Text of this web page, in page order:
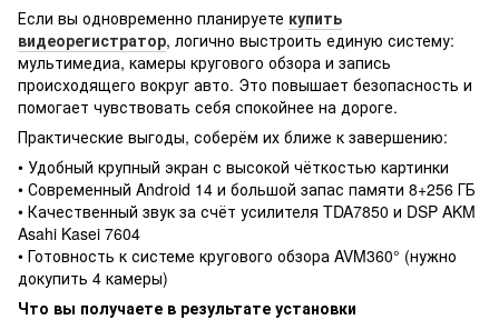
Если вы одновременно планируете купить
видеорегистратор, логично выстроить единую систему:
мультимедиа, камеры кругового обзора и запись
происходящего вокруг авто. Это повышает безопасность и
помогает чувствовать себя спокойнее на дороге.
Практические выгоды, соберём их ближе к завершению:
• Удобный крупный экран с высокой чёткостью картинки
• Современный Android 14 и большой запас памяти 8+256 ГБ
• Качественный звук за счёт усилителя TDA7850 и DSP AKM
Asahi Kasei 7604
• Готовность к системе кругового обзора AVM360° (нужно
докупить 4 камеры)
Что вы получаете в результате установки